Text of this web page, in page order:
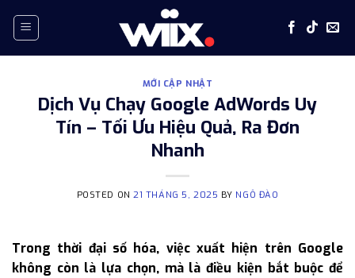
MỚI CẬP NHẬT
Dịch Vụ Chạy Google AdWords Uy
Tín – Tối Ưu Hiệu Quả, Ra Đơn
Nhanh
POSTED ON21 THÁNG 5, 2025 BY NGÔ ĐÀO
Trong thời đại số hóa, việc xuất hiện trên Google
không còn là lựa chọn, mà là điều kiện bắt buộc để